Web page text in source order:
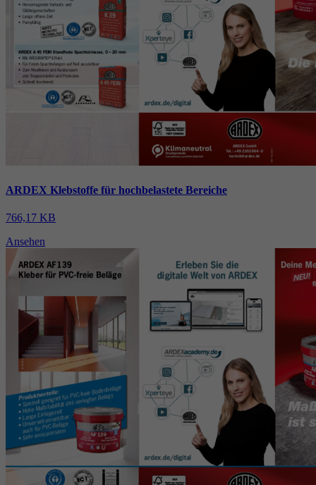
ARDEX Klebstoffe für hochbelastete Bereiche
766,17 KB
Ansehen